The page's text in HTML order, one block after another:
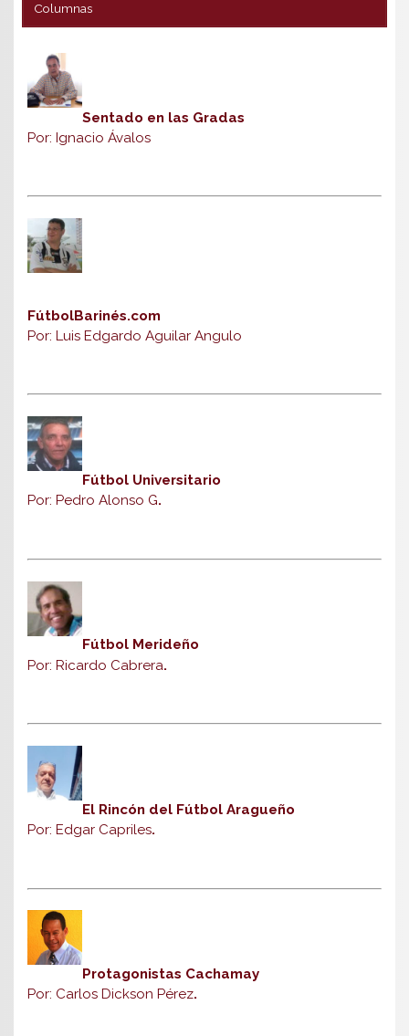
Columnas
Sentado en las Gradas
Por: Ignacio Ávalos
FútbolBarinés.com
Por: Luis Edgardo Aguilar Angulo
Fútbol Universitario
Por: Pedro Alonso G.
Fútbol Merideño
Por: Ricardo Cabrera.
El Rincón del Fútbol Aragueño
Por: Edgar Capriles.
Protagonistas Cachamay
Por: Carlos Dickson Pérez.